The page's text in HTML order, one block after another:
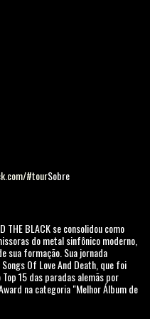
#tourSobre
THE BLACK se consolidou como
do metal sinfônico moderno,
sua formação. Sua jornada
Of Love And Death, que foi
15 das paradas alemãs por
na categoria "Melhor Álbum de